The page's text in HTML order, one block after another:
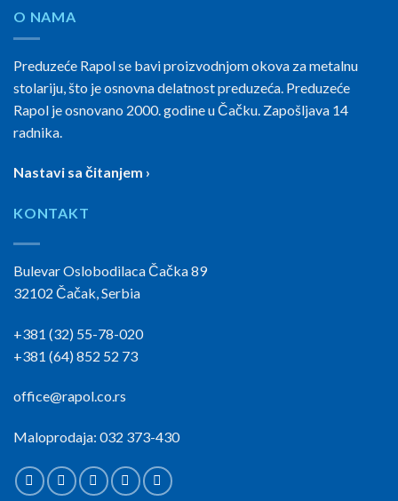
O NAMA
Preduzeće Rapol se bavi proizvodnjom okova za metalnu
stolariju, što je osnovna delatnost preduzeća. Preduzeće
Rapol je osnovano 2000. godine u Čačku. Zapošljava 14
radnika.
Nastavi sa čitanjem ›
KONTAKT
Bulevar Oslobodilaca Čačka 89
32102 Čačak, Serbia
+381 (32) 55-78-020
+381 (64) 852 52 73
office@rapol.co.rs
Maloprodaja: 032 373-430